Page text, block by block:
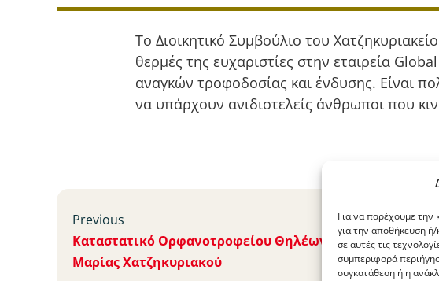
Για να παρέχουμε την
για την αποθήκευση
σε αυτές τις
συμπεριφορά
συγκατάθεση ή η
To Διοικητικό Συμβούλιο του
θερμές της ευχαριστίες στην εταιρεία
αναγκών τροφοδοσίας και ένδυσης. Είναι
να υπάρχουν ανιδιοτελείς άνθρωποι που
Previous
Καταστατικό Ορφανοτροφείου Θηλέων Ιωάννου και
Μαρίας Χατζηκυριακού